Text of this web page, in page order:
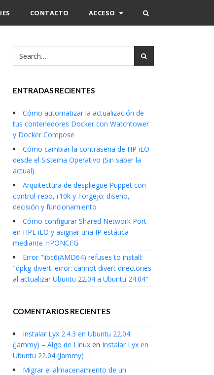
IES CONTACTO ACCESO
ENTRADAS RECIENTES
Cómo automatizar la actualización de
tus contenedores Docker con Watchtower
y Docker Compose
Cómo cambiar la contraseña de HP iLO
desde el Sistema Operativo (Sin saber la
actual)
Arquitectura de despliegue Puppet con
control-repo, r10k y Forgejo: diseño,
decisión y funcionamiento
Cómo configurar Shared Network Port
en HPE iLO y asignar una IP estática
mediante HPONCFG
Error "libc6(AMD64) refuses to install:
"dpkg-divert: error: cannot divert directories
al actualizar Ubuntu 22.04 a Ubuntu 24.04"
COMENTARIOS RECIENTES
Instalar Lyx 2.4.3 en Ubuntu 22.04
(Jammy) – Algo de Linux en Instalar Lyx en
Ubuntu 22.04 (Jammy)
Migrar el almacenamiento de un